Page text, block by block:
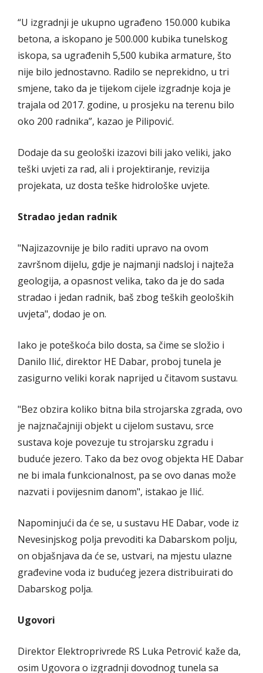
“U izgradnji je ukupno ugrađeno 150.000 kubika
betona, a iskopano je 500.000 kubika tunelskog
iskopa, sa ugrađenih 5,500 kubika armature, što
nije bilo jednostavno. Radilo se neprekidno, u tri
smjene, tako da je tijekom cijele izgradnje koja je
trajala od 2017. godine, u prosjeku na terenu bilo
oko 200 radnika”, kazao je Pilipović.
Dodaje da su geološki izazovi bili jako veliki, jako
teški uvjeti za rad, ali i projektiranje, revizija
projekata, uz dosta teške hidrološke uvjete.
Stradao jedan radnik
"Najizazovnije je bilo raditi upravo na ovom
završnom dijelu, gdje je najmanji nadsloj i najteža
geologija, a opasnost velika, tako da je do sada
stradao i jedan radnik, baš zbog teških geoloških
uvjeta", dodao je on.
Iako je poteškoća bilo dosta, sa čime se složio i
Danilo Ilić, direktor HE Dabar, proboj tunela je
zasigurno veliki korak naprijed u čitavom sustavu.
"Bez obzira koliko bitna bila strojarska zgrada, ovo
je najznačajniji objekt u cijelom sustavu, srce
sustava koje povezuje tu strojarsku zgradu i
buduće jezero. Tako da bez ovog objekta HE Dabar
ne bi imala funkcionalnost, pa se ovo danas može
nazvati i povijesnim danom", istakao je Ilić.
Napominjući da će se, u sustavu HE Dabar, vode iz
Nevesinjskog polja prevoditi ka Dabarskom polju,
on objašnjava da će se, ustvari, na mjestu ulazne
građevine voda iz budućeg jezera distribuirati do
Dabarskog polja.
Ugovori
Direktor Elektroprivrede RS Luka Petrović kaže da,
osim Ugovora o izgradnji dovodnog tunela sa